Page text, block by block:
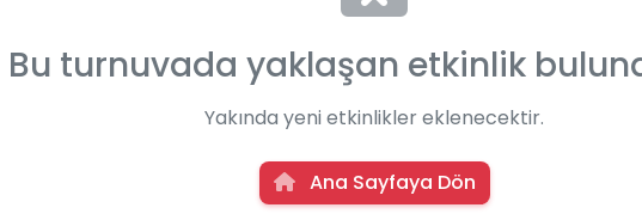
Bu turnuvada yaklaşan etkinlik
Yakında yeni etkinlikler eklenecektir.
Ana Sayfaya Dön